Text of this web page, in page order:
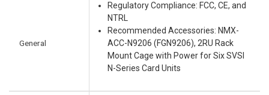
General
Regulatory Compliance: FCC, CE, and
NTRL
Recommended Accessories: NMX-
ACC-N9206 (FGN9206), 2RU Rack
Mount Cage with Power for Six SVSI
N-Series Card Units